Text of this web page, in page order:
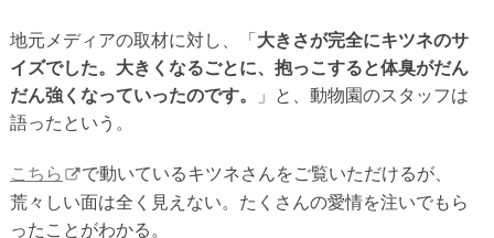
地元メディアの取材に対し、「 大きさが完全にキツネのサ
イズでした。大きくなるごとに、抱っこすると体臭がだん
だん強くなっていったのです。
」と、動物園のスタッフは
語ったという。
こちら
で動いているキツネさんをご覧いただけるが、
荒々しい面は全く見えない。たくさんの愛情を注いでもら
ったことがわかる。